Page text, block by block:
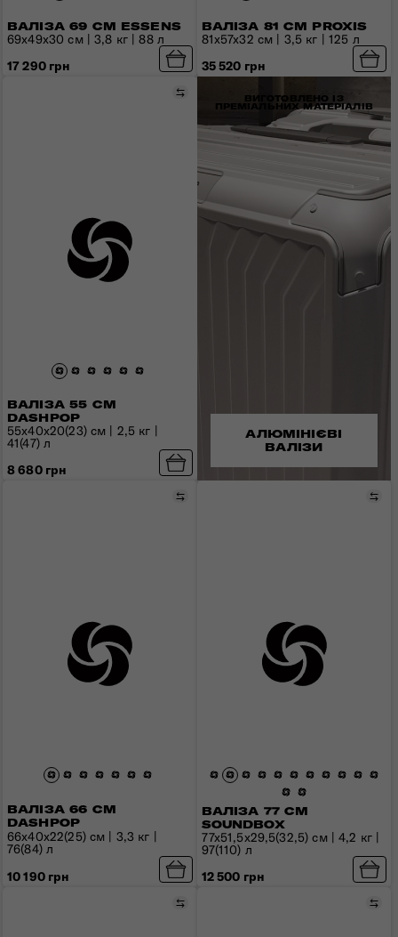
ВАЛІЗА 69 СМ ESSENS
69x49x30 см | 3,8 кг | 88 л
17 290 грн
ВАЛІЗА 81 СМ PROXIS
81x57x32 см | 3,5 кг | 125 л
35 520 грн
ВАЛІЗА 55 СМ
DASHPOP
Порівняти
55x40x20(23) см | 2,5 кг |
41(47) л
8 680 грн
ВАЛІЗА 66 СМ
DASHPOP
Порівняти
66х40х22(25) см | 3,3 кг |
76(84) л
10 190 грн
ВАЛІЗА 77 СМ
SOUNDBOX
77x51,5x29,5(32,5) см | 4,2 кг |
97(110) л
12 500 грн
Порівняти
ВИГОТОВЛЕНО ІЗ
ПРЕМІАЛЬНИХ МАТЕРІАЛІВ
АЛЮМІНІЄВІ
ВАЛІЗИ